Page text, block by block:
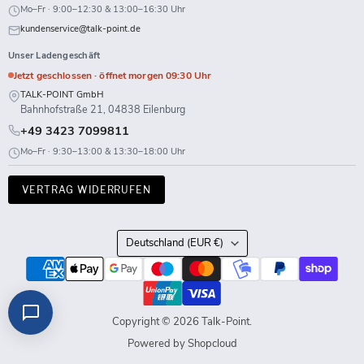
Mo–Fr · 9:00–12:30 & 13:00–16:30 Uhr
kundenservice@talk-point.de
Unser Ladengeschäft
Jetzt geschlossen · öffnet morgen 09:30 Uhr
TALK-POINT GmbH
Bahnhofstraße 21, 04838 Eilenburg
+49 3423 7099811
Mo–Fr · 9:30–13:00 & 13:30–18:00 Uhr
VERTRAG WIDERRUFEN
Land
Deutschland (EUR €)
Copyright © 2026 Talk-Point.
Powered by Shopcloud